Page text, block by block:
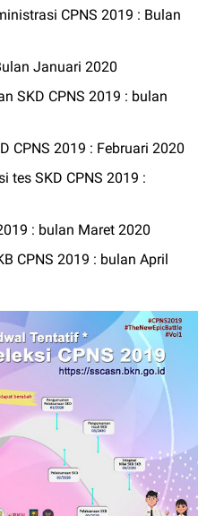
CPNS 2019 : Bulan
Januari 2020
SKD CPNS 2019 : bulan
CPNS 2019 : Februari 2020
tes SKD CPNS 2019 :
: bulan Maret 2020
CPNS 2019 : bulan April